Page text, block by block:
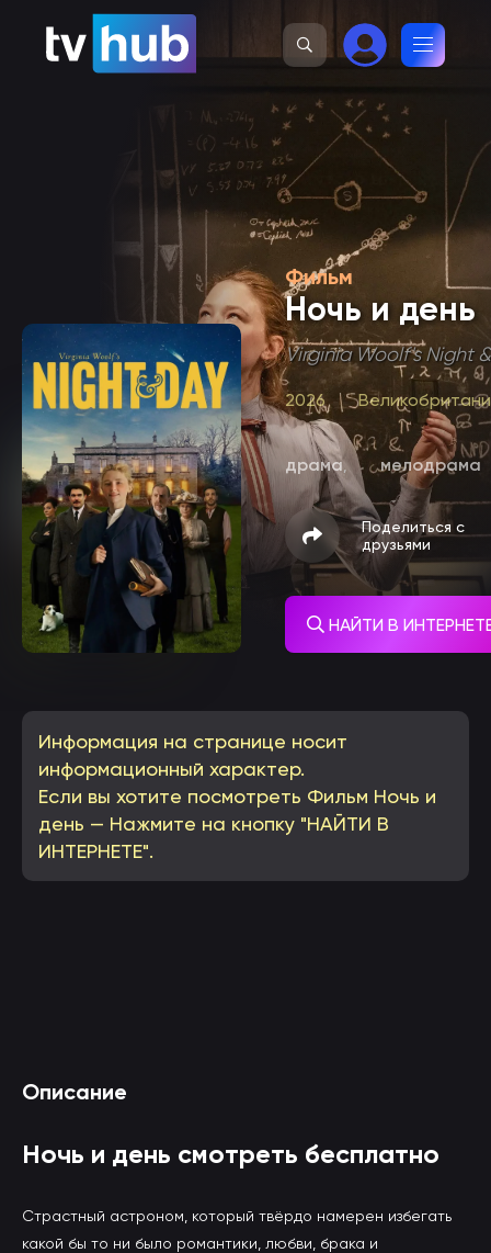
Фильм
Ночь и день
Virginia Woolf's Night
2026
драма, мелодрама
Поделиться с
друзьями
НАЙТИ В
Информация на странице носит
информационный характер.
Если вы хотите посмотреть Фильм Ночь и
день — Нажмите на кнопку "НАЙТИ В
ИНТЕРНЕТЕ".
(вы будете перенаправлены на другой сайт)
Описание
Ночь и день смотреть бесплатно
Страстный астроном, который твёрдо намерен избегать
какой бы то ни было романтики, любви, брака и